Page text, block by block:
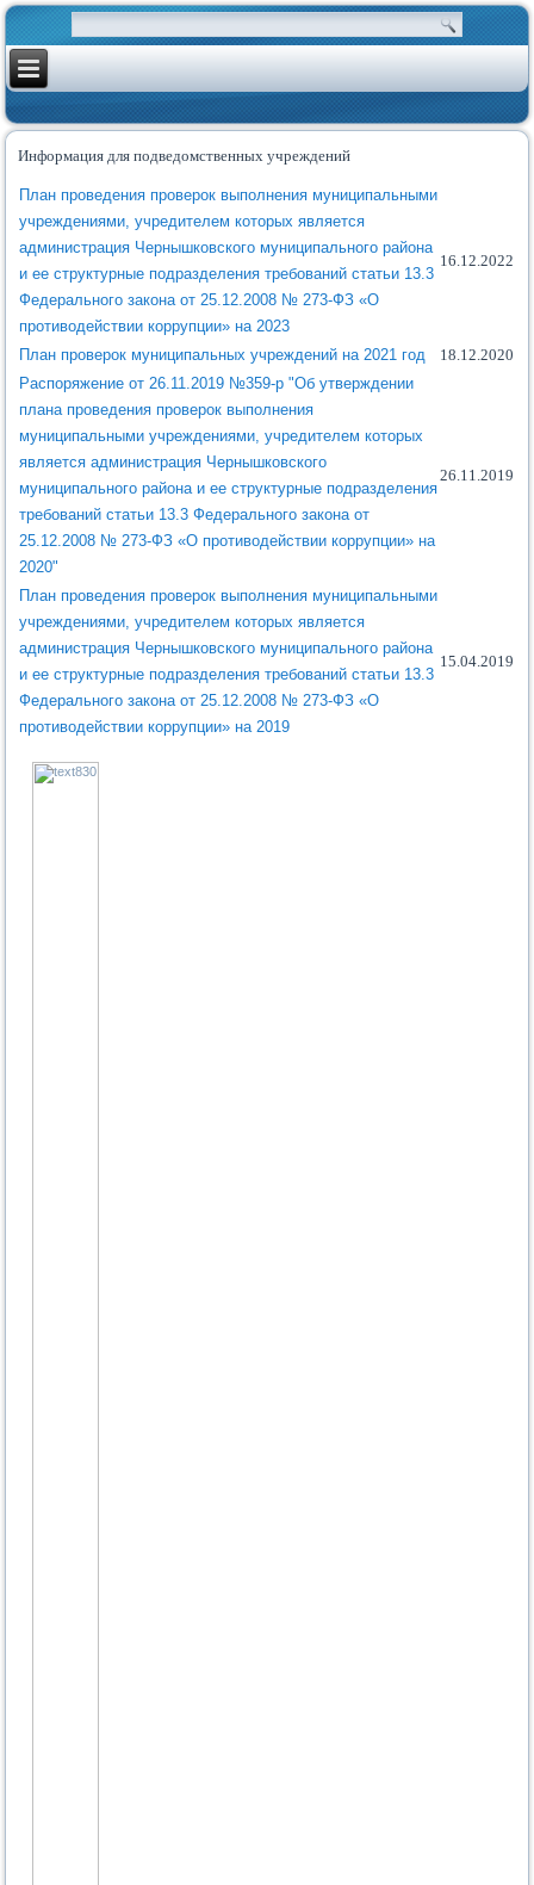
Информация для подведомственных учреждений
План проведения проверок выполнения муниципальными
учреждениями, учредителем которых является
администрация Чернышковского муниципального района
и ее структурные подразделения требований статьи 13.3
Федерального закона от 25.12.2008 № 273-ФЗ «О
противодействии коррупции» на 2023
16.12.2022
План проверок муниципальных учреждений на 2021 год
18.12.2020
Распоряжение от 26.11.2019 №359-р "Об утверждении
плана проведения проверок выполнения
муниципальными учреждениями, учредителем которых
является администрация Чернышковского
муниципального района и ее структурные подразделения
требований статьи 13.3 Федерального закона от
25.12.2008 № 273-ФЗ «О противодействии коррупции» на
2020"
26.11.2019
План проведения проверок выполнения муниципальными
учреждениями, учредителем которых является
администрация Чернышковского муниципального района
и ее структурные подразделения требований статьи 13.3
Федерального закона от 25.12.2008 № 273-ФЗ «О
противодействии коррупции» на 2019
15.04.2019